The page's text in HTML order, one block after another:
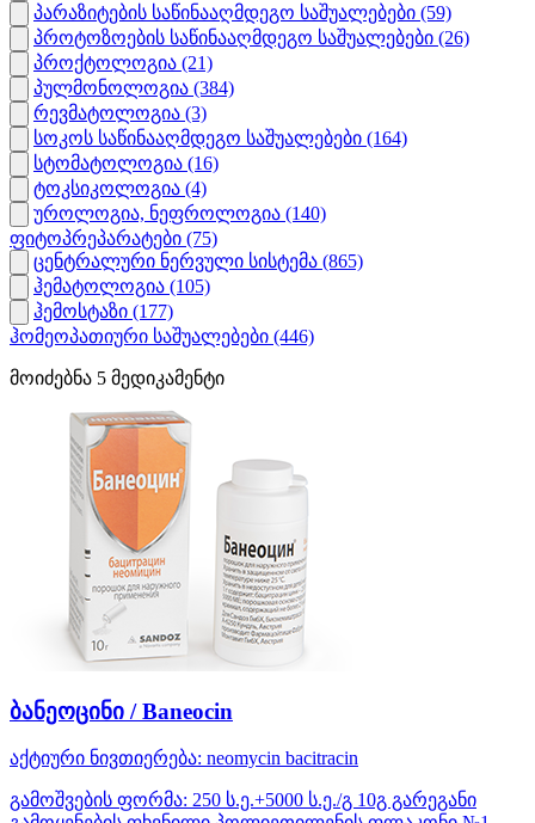
პარაზიტების საწინააღმდეგო საშუალებები (59)
პროტოზოების საწინააღმდეგო საშუალებები (26)
პროქტოლოგია (21)
პულმონოლოგია (384)
რევმატოლოგია (3)
სოკოს საწინააღმდეგო საშუალებები (164)
სტომატოლოგია (16)
ტოკსიკოლოგია (4)
უროლოგია, ნეფროლოგია (140)
ფიტოპრეპარატები (75)
ცენტრალური ნერვული სისტემა (865)
ჰემატოლოგია (105)
ჰემოსტაზი (177)
ჰომეოპათიური საშუალებები (446)
მოიძებნა 5 მედიკამენტი
ბანეოცინი / Baneocin
აქტიური ნივთიერება: neomycin bacitracin
გამოშვების ფორმა: 250 ს.ე.+5000 ს.ე./გ 10გ გარეგანი